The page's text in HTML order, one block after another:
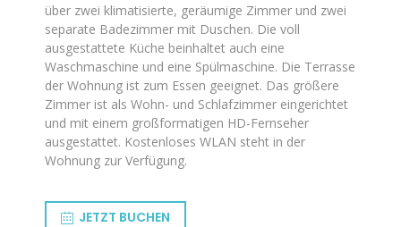
über zwei klimatisierte, geräumige Zimmer und zwei
separate Badezimmer mit Duschen. Die voll
ausgestattete Küche beinhaltet auch eine
Waschmaschine und eine Spülmaschine. Die Terrasse
der Wohnung ist zum Essen geeignet. Das größere
Zimmer ist als Wohn- und Schlafzimmer eingerichtet
und mit einem großformatigen HD-Fernseher
ausgestattet. Kostenloses WLAN steht in der
Wohnung zur Verfügung.
JETZT BUCHEN